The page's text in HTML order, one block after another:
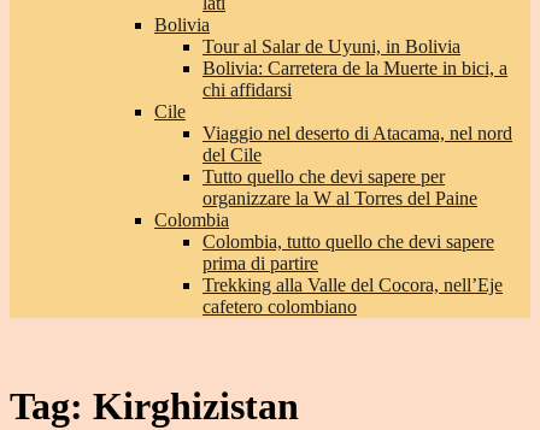
Bolivia
Tour al Salar de Uyuni, in Bolivia
Bolivia: Carretera de la Muerte in bici, a
chi affidarsi
Cile
Viaggio nel deserto di Atacama, nel nord
del Cile
Tutto quello che devi sapere per
organizzare la W al Torres del Paine
Colombia
Colombia, tutto quello che devi sapere
prima di partire
Trekking alla Valle del Cocora, nell’Eje
cafetero colombiano
Tag: Kirghizistan